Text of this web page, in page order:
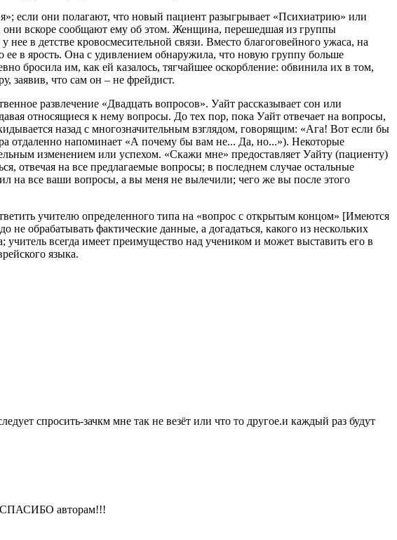
если они полагают, что новый пациент разыгрывает «Психиатрию» или
вскоре сообщают ему об этом. Женщина, перешедшая из группы
в детстве кровосмесительной связи. Вместо благоговейного ужаса, на
ее в ярость. Она с удивлением обнаружила, что новую группу больше
бросила им, как ей казалось, тягчайшее оскорбление: обвинила их в том,
заявив, что сам он – не фрейдист.
развлечение «Двадцать вопросов». Уайт рассказывает сон или
относящиеся к нему вопросы. До тех пор, пока Уайт отвечает на вопросы,
назад с многозначительным взглядом, говорящим: «Ага! Вот если бы
отдаленно напоминает «А почему бы вам не... Да, но...»). Некоторые
изменением или успехом. «Скажи мне» предоставляет Уайту (пациенту)
отвечая на все предлагаемые вопросы; в последнем случае остальные
на все ваши вопросы, а вы меня не вылечили; чего же вы после этого
учителю определенного типа на «вопрос с открытым концом» [Имеются
обрабатывать фактические данные, а догадаться, какого из нескольких
всегда имеет преимущество над учеником и может выставить его в
языка.
спросить-зачкм мне так не везёт или что то другое.и каждый раз будут
СПАСИБО авторам!!!